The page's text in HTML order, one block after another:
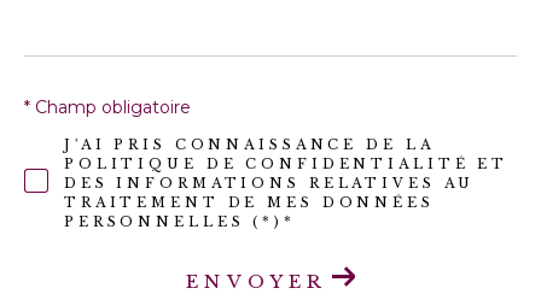
J'AI PRIS CONNAISSANCE DE LA
POLITIQUE DE CONFIDENTIALITÉ ET
DES INFORMATIONS RELATIVES AU
TRAITEMENT DE MES DONNÉES
PERSONNELLES (*)*
* Champ obligatoire
ENVOYER